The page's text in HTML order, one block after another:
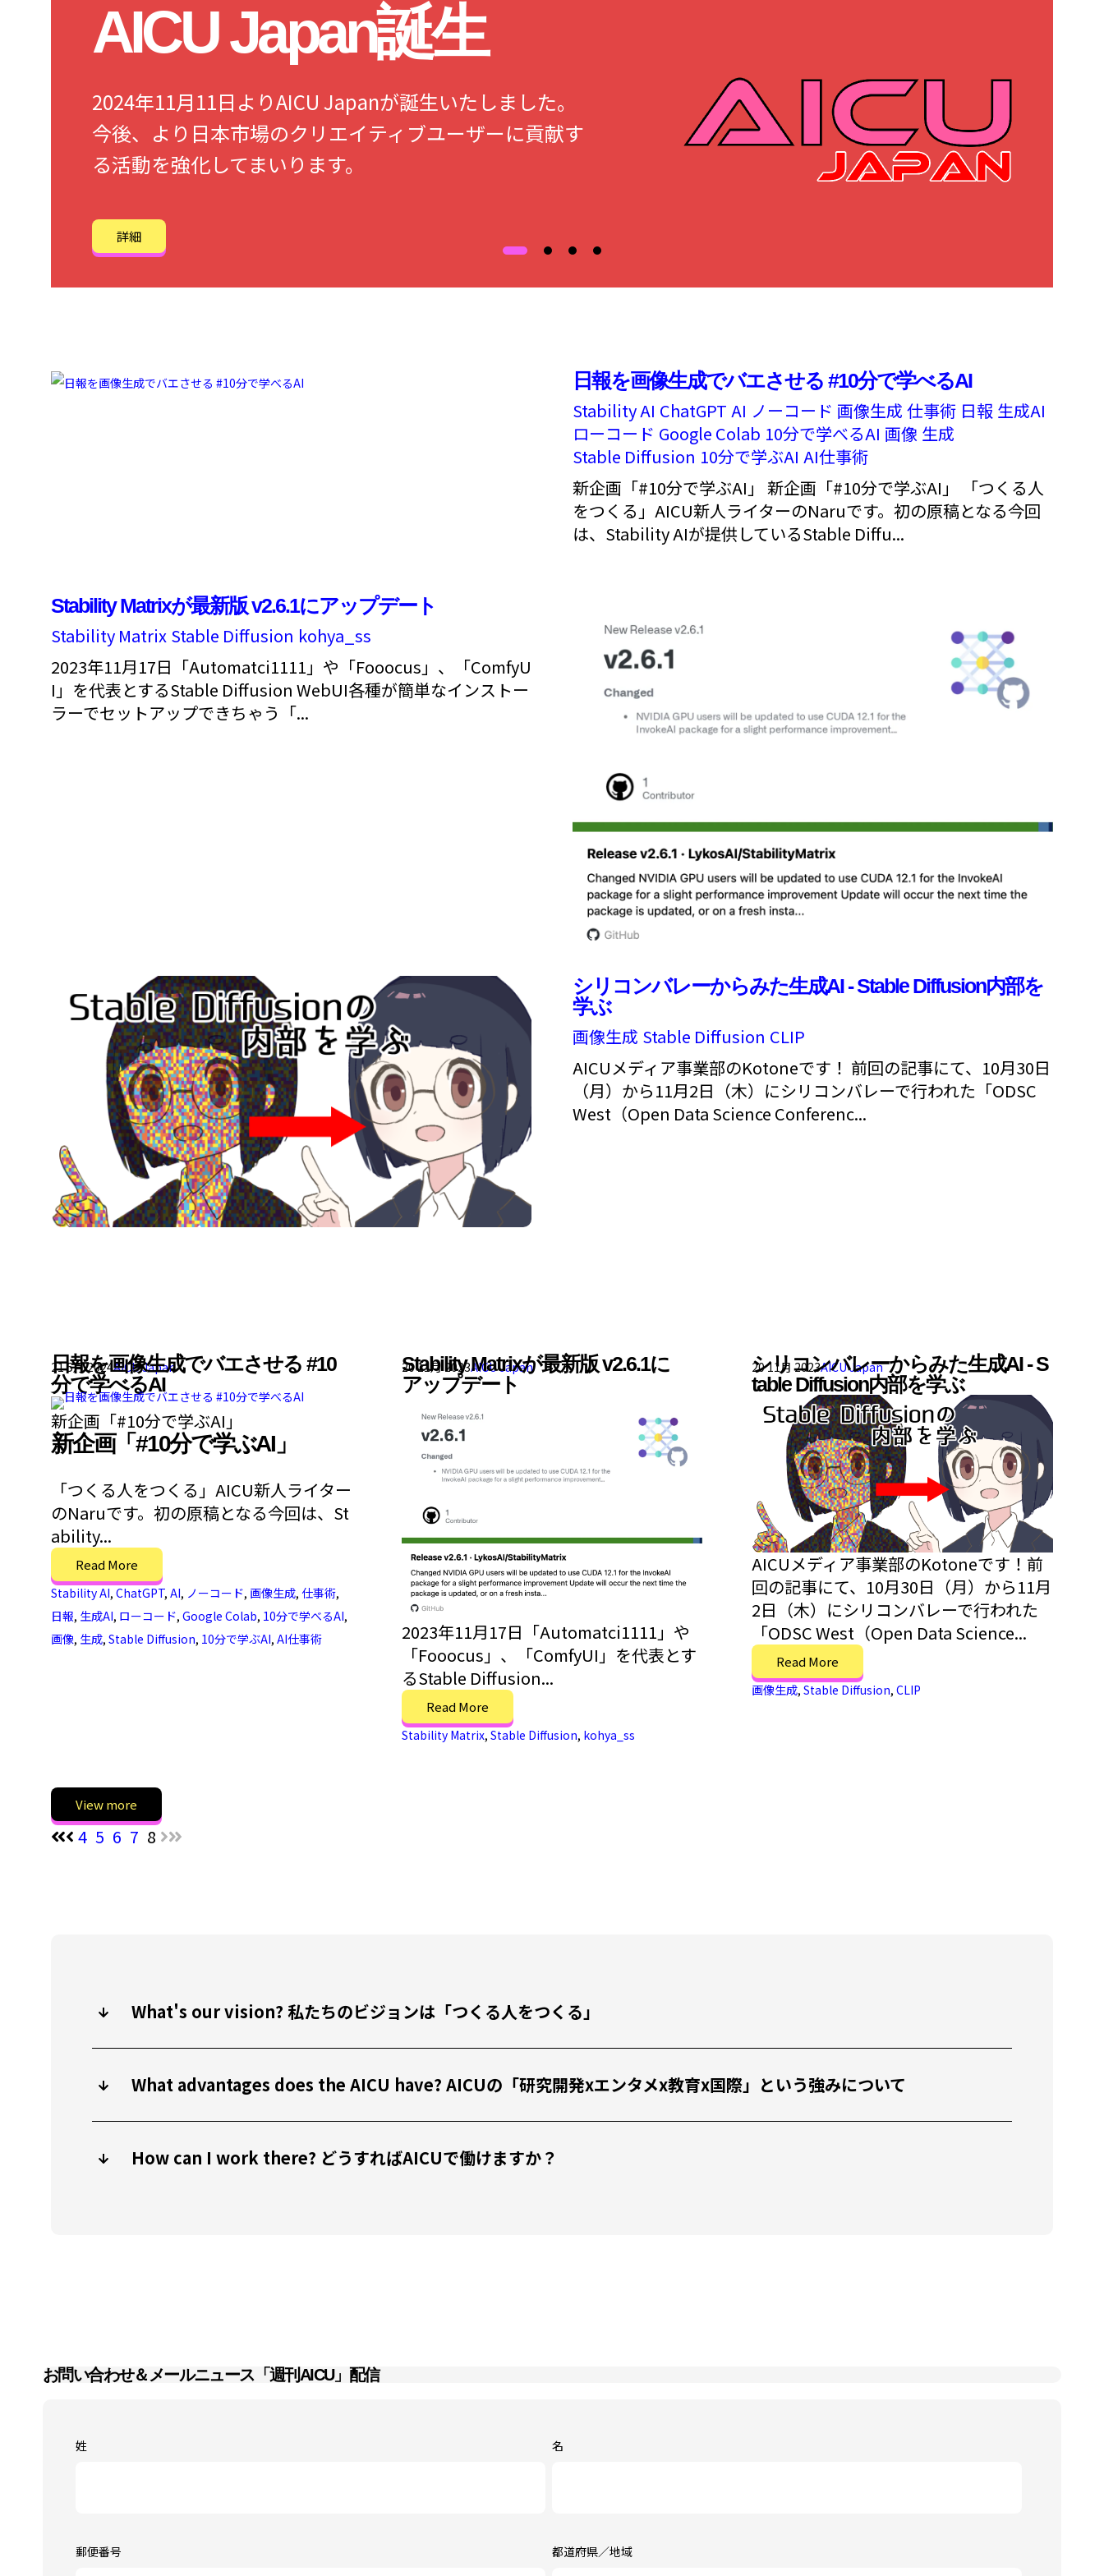
AICU Japan誕生
2024年11月11日よりAICU Japanが誕生いたしました。
今後、より日本市場のクリエイティブユーザーに貢献す
る活動を強化してまいります。
詳細
日報を画像生成でバエさせる #10分で学べるAI
Stability AI ChatGPT AI ノーコード 画像生成 仕事術 日報 生成AI
ローコード Google Colab 10分で学べるAI 画像 生成
Stable Diffusion 10分で学ぶAI AI仕事術
新企画「#10分で学ぶAI」 新企画「#10分で学ぶAI」 「つくる人
をつくる」AICU新人ライターのNaruです。初の原稿となる今回
は、Stability AIが提供しているStable Diffu...
Stability Matrixが最新版 v2.6.1にアップデート
Stability Matrix Stable Diffusion kohya_ss
2023年11月17日「Automatci1111」や「Fooocus」、「ComfyU
I」を代表とするStable Diffusion WebUI各種が簡単なインストー
ラーでセットアップできちゃう「...
シリコンバレーからみた生成AI - Stable Diffusion内部を
学ぶ
画像生成 Stable Diffusion CLIP
AICUメディア事業部のKotoneです！ 前回の記事にて、10月30日
（月）から11月2日（木）にシリコンバレーで行われた「ODSC
West（Open Data Science Conferenc...
日報を画像生成でバエさせる #10
分で学べるAI
21 5月 2024AICU Japan
新企画「#10分で学ぶAI」
新企画「#10分で学ぶAI」
「つくる人をつくる」AICU新人ライター
のNaruです。初の原稿となる今回は、St
ability...
Read More
Stability AI, ChatGPT, AI, ノーコード, 画像生成, 仕事術,
日報, 生成AI, ローコード, Google Colab, 10分で学べるAI,
画像, 生成, Stable Diffusion, 10分で学ぶAI, AI仕事術
Stability Matrixが最新版 v2.6.1に
アップデート
20 11月 2023AICU Japan
2023年11月17日「Automatci1111」や
「Fooocus」、「ComfyUI」を代表とす
るStable Diffusion...
Read More
Stability Matrix, Stable Diffusion, kohya_ss
シリコンバレーからみた生成AI - S
table Diffusion内部を学ぶ
20 11月 2023AICU Japan
AICUメディア事業部のKotoneです！前
回の記事にて、10月30日（月）から11月
2日（木）にシリコンバレーで行われた
「ODSC West（Open Data Science...
Read More
画像生成,Stable Diffusion,CLIP
View more
4 5 6 7 8
What's our vision? 私たちのビジョンは「つくる人をつくる」
What advantages does the AICU have? AICUの「研究開発xエンタメx教育x国際」という強みについて
How can I work there? どうすればAICUで働けますか？
お問い合わせ＆メールニュース「週刊AICU」配信
姓 名
郵便番号 都道府県／地域